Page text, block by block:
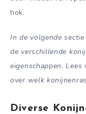
hok.
In de volgende
de verschillende
eigenschappen.
over welk
Diverse